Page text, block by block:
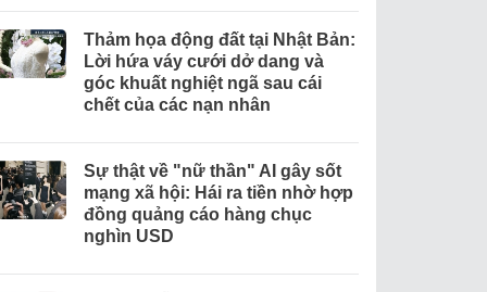
Thảm họa động đất tại Nhật Bản:
Lời hứa váy cưới dở dang và
góc khuất nghiệt ngã sau cái
chết của các nạn nhân
Sự thật về "nữ thần" AI gây sốt
mạng xã hội: Hái ra tiền nhờ hợp
đồng quảng cáo hàng chục
nghìn USD